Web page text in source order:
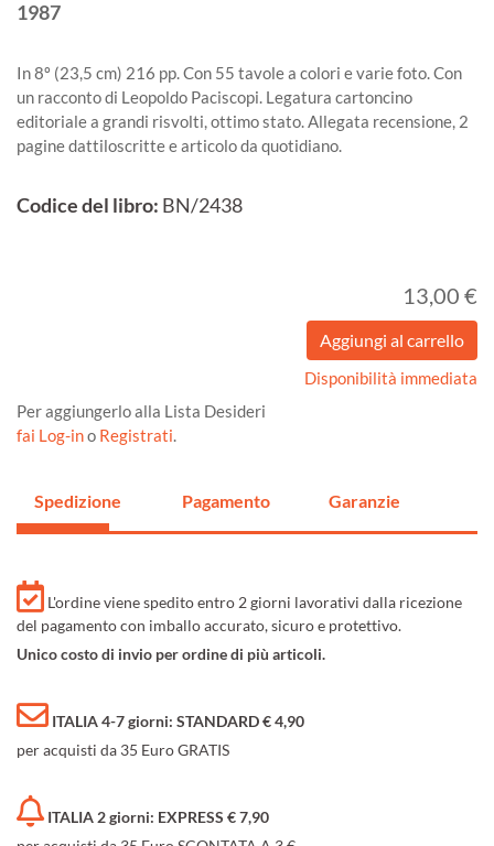
1987
In 8º (23,5 cm) 216 pp. Con 55 tavole a colori e varie foto. Con
un racconto di Leopoldo Paciscopi. Legatura cartoncino
editoriale a grandi risvolti, ottimo stato. Allegata recensione, 2
pagine dattiloscritte e articolo da quotidiano.
Codice del libro: BN/2438
13,00 €
Disponibilità immediata
Per aggiungerlo alla Lista Desideri
fai Log-ino Registrati.
Spedizione Pagamento Garanzie
L'ordine viene spedito entro 2 giorni lavorativi dalla ricezione
del pagamento con imballo accurato, sicuro e protettivo.
Unico costo di invio per ordine di più articoli.
ITALIA 4-7 giorni: STANDARD € 4,90
per acquisti da 35 Euro GRATIS
ITALIA 2 giorni: EXPRESS € 7,90